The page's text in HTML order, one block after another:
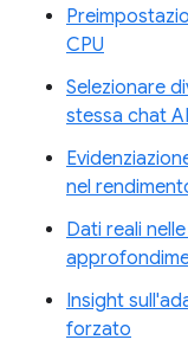
CPU
Selezionare
stessa chat AI
nel
Dati reali
Insight
forzato